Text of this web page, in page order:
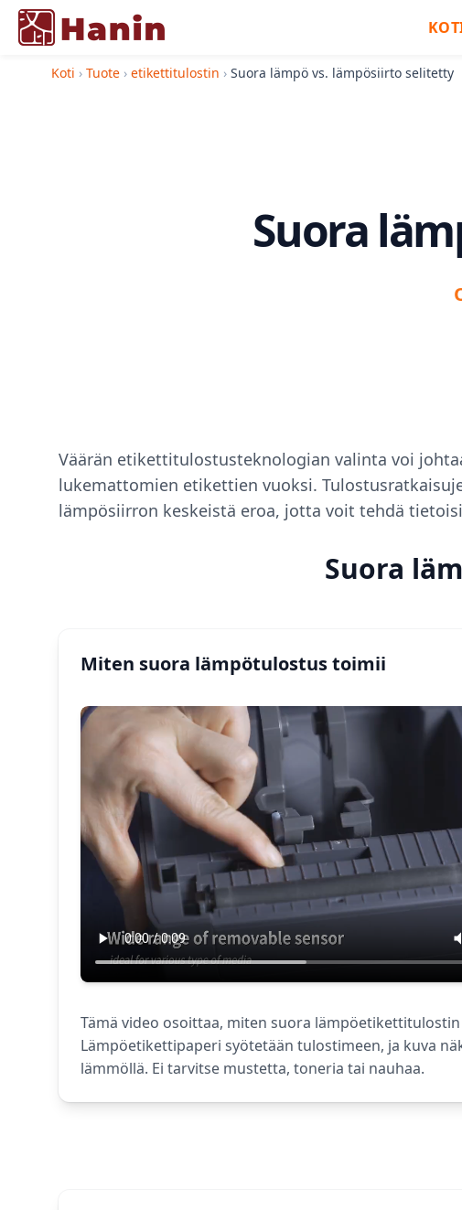
Koti › Tuote › etikettitulostin › Suora lämpö vs. lämpösiirto selitetty
Suora
Väärän etikettitulostusteknologian valinta voi
lukemattomien etikettien vuoksi.
lämpösiirron keskeistä eroa, jotta voit tehdä
Suora
Miten suora lämpötulostus toimii
Tämä video osoittaa, miten suora
Lämpöetikettipaperi syötetään tulostimeen, ja kuva
lämmöllä. Ei tarvitse mustetta, toneria tai nauhaa.